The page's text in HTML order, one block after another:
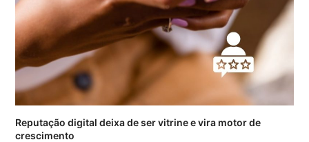
Reputação digital deixa de ser vitrine e vira motor de
crescimento